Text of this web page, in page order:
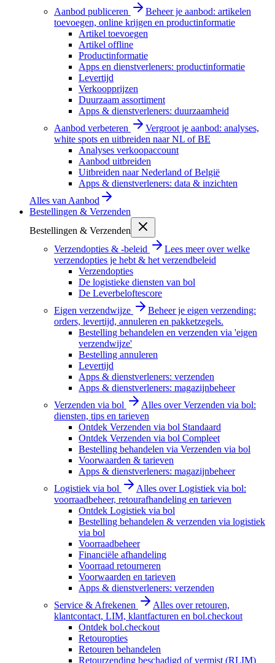
Aanbod publiceren
Beheer je aanbod: artikelen
toevoegen, online krijgen en productinformatie
Artikel toevoegen
Artikel offline
Productinformatie
Apps en dienstverleners: productinformatie
Levertijd
Verkoopprijzen
Duurzaam assortiment
Apps & dienstverleners: duurzaamheid
Aanbod verbeteren
Vergroot je aanbod: analyses,
white spots en uitbreiden naar NL of BE
Analyses verkoopaccount
Aanbod uitbreiden
Uitbreiden naar Nederland of België
Apps & dienstverleners: data & inzichten
Alles van Aanbod
Bestellingen & Verzenden
Bestellingen & Verzenden
Verzendopties & -beleid
Lees meer over welke
verzendopties je hebt & het verzendbeleid
Verzendopties
De logistieke diensten van bol
De Leverbeloftescore
Eigen verzendwijze
Beheer je eigen verzending:
orders, levertijd, annuleren en pakketzegels.
Bestelling behandelen en verzenden via 'eigen
verzendwijze'
Bestelling annuleren
Levertijd
Apps & dienstverleners: verzenden
Apps & dienstverleners: magazijnbeheer
Verzenden via bol
Alles over Verzenden via bol:
diensten, tips en tarieven
Ontdek Verzenden via bol Standaard
Ontdek Verzenden via bol Compleet
Bestelling behandelen via Verzenden via bol
Voorwaarden & tarieven
Apps & dienstverleners: magazijnbeheer
Logistiek via bol
Alles over Logistiek via bol:
voorraadbeheer, retourafhandeling en tarieven
Ontdek Logistiek via bol
Bestelling behandelen & verzenden via logistiek
via bol
Voorraadbeheer
Financiële afhandeling
Voorraad retourneren
Voorwaarden en tarieven
Apps & dienstverleners: verzenden
Service & Afrekenen
Alles over retouren,
klantcontact, LIM, klantfacturen en bol.checkout
Ontdek bol.checkout
Retouropties
Retouren behandelen
Retourzending beschadigd of vermist (RLIM)